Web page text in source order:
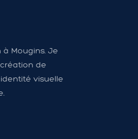
Mougins. Je
de
visuelle